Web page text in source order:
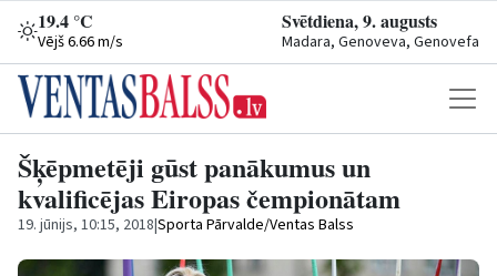
19.4 °C
Vējš 6.66 m/s
Svētdiena, 9. augusts
Madara, Genoveva, Genovefa
Šķēpmetēji gūst panākumus un
kvalificējas Eiropas čempionātam
19. jūnijs, 10:15, 2018|Sporta Pārvalde/Ventas Balss